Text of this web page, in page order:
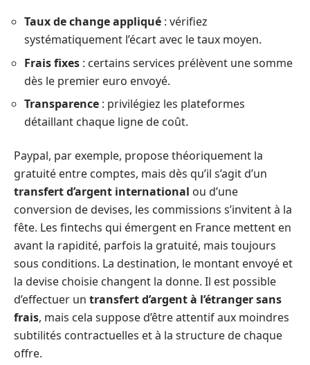
Taux de change appliqué : vérifiez
systématiquement l’écart avec le taux moyen.
Frais fixes : certains services prélèvent une somme
dès le premier euro envoyé.
Transparence : privilégiez les plateformes
détaillant chaque ligne de coût.
Paypal, par exemple, propose théoriquement la
gratuité entre comptes, mais dès qu’il s’agit d’un
transfert d’argent international ou d’une
conversion de devises, les commissions s’invitent à la
fête. Les fintechs qui émergent en France mettent en
avant la rapidité, parfois la gratuité, mais toujours
sous conditions. La destination, le montant envoyé et
la devise choisie changent la donne. Il est possible
d’effectuer un transfert d’argent à l’étranger sans
frais, mais cela suppose d’être attentif aux moindres
subtilités contractuelles et à la structure de chaque
offre.